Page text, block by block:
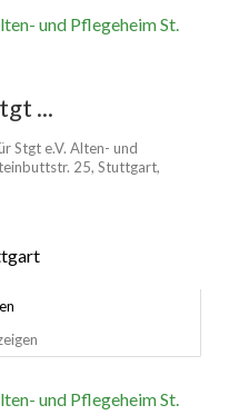
...
Stgt e.V. Alten- und
25, Stuttgart,